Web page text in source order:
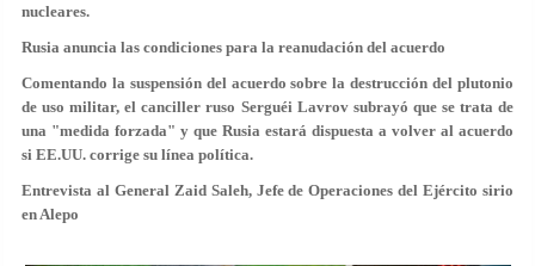
nucleares.
Rusia anuncia las condiciones para la reanudación del acuerdo
Comentando la suspensión del acuerdo sobre la destrucción del plutonio
de uso militar, el canciller ruso Serguéi Lavrov subrayó que se trata de
una "medida forzada" y que Rusia estará dispuesta a volver al acuerdo
si EE.UU. corrige su línea política.
Entrevista al General Zaid Saleh, Jefe de Operaciones del Ejército sirio
en Alepo